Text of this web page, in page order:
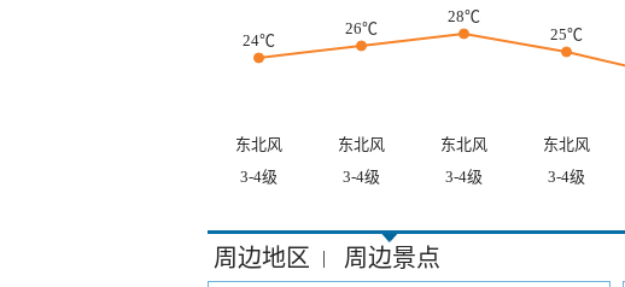
24℃
26℃
28℃
25℃
东北风 东北风 东北风 东北风
3-4级
3-4级 3-4级 3-4级
周边地区 | 周边景点